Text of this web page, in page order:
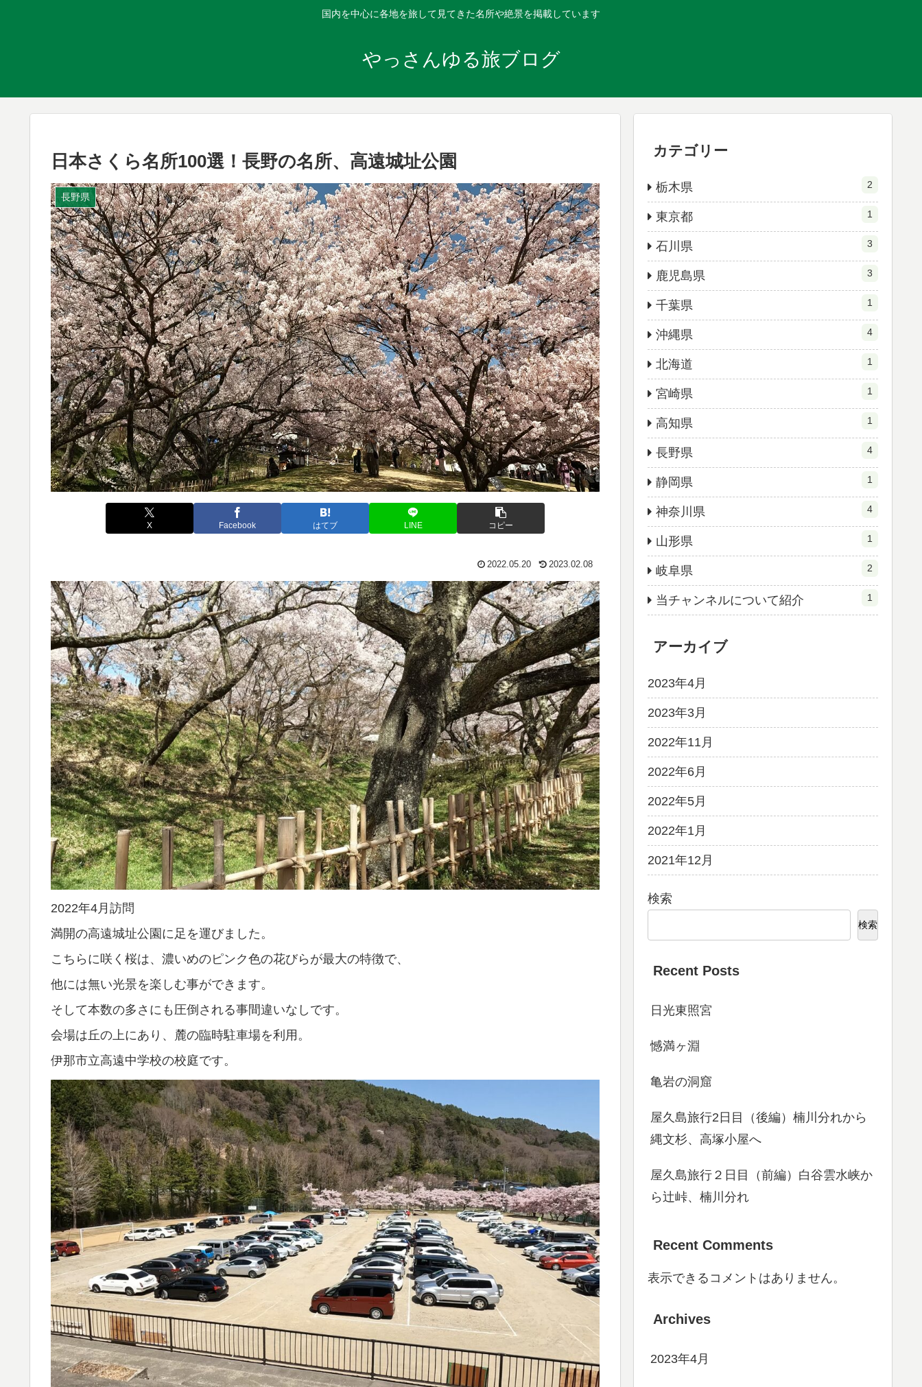
国内を中心に各地を旅して見てきた名所や絶景を掲載しています
やっさんゆる旅ブログ
日本さくら名所100選！長野の名所、高遠城址公園
長野県
X Facebook はてブ LINE コピー
2022.05.20 2023.02.08
2022年4月訪問
満開の高遠城址公園に足を運びました。
こちらに咲く桜は、濃いめのピンク色の花びらが最大の特徴で、
他には無い光景を楽しむ事ができます。
そして本数の多さにも圧倒される事間違いなしです。
会場は丘の上にあり、麓の臨時駐車場を利用。
伊那市立高遠中学校の校庭です。
カテゴリー
栃木県 2
東京都 1
石川県 3
鹿児島県 3
千葉県 1
沖縄県 4
北海道 1
宮崎県 1
高知県 1
長野県 4
静岡県 1
神奈川県 4
山形県 1
岐阜県 2
当チャンネルについて紹介 1
アーカイブ
2023年4月
2023年3月
2022年11月
2022年6月
2022年5月
2022年1月
2021年12月
検索
検索
Recent Posts
日光東照宮
憾満ヶ淵
亀岩の洞窟
屋久島旅行2日目（後編）楠川分れから
縄文杉、高塚小屋へ
屋久島旅行２日目（前編）白谷雲水峡か
ら辻峠、楠川分れ
Recent Comments
表示できるコメントはありません。
Archives
2023年4月